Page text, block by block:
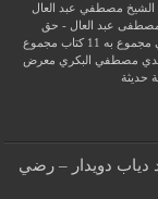
الشيخ مصطفي عبد العال
عبد العال - حق
مجموع به 11 كتاب
مجموع
مصطفي البكري معرض
حديثة
دياب دويدار – رضي